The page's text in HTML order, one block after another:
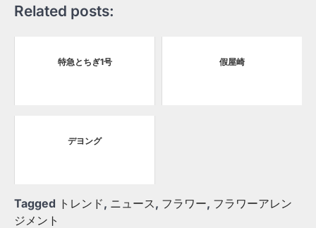
Related posts:
特急とちぎ1号 假屋崎
デヨング
Tagged トレンド, ニュース, フラワー, フラワーアレン
ジメント